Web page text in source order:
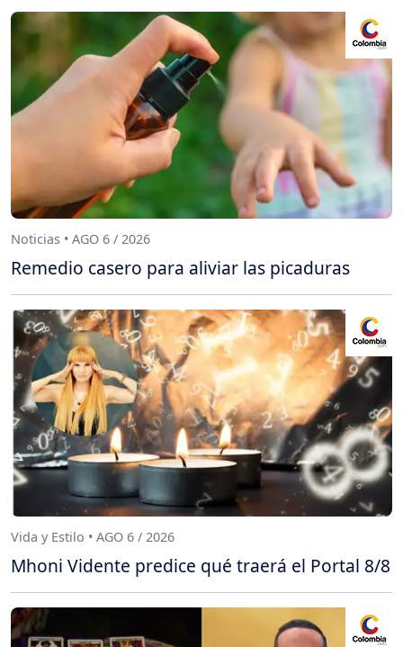
Noticias • AGO 6 / 2026
Remedio casero para aliviar las picaduras
Vida y Estilo • AGO 6 / 2026
Mhoni Vidente predice qué traerá el Portal 8/8